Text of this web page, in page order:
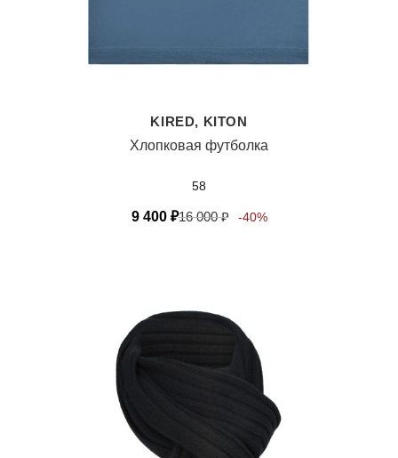
KIRED, KITON
Хлопковая футболка
58
9 400 ₽16 000₽ -40%